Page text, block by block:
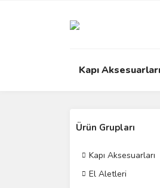
Kapı Aksesuarları
Ürün Grupları
Kapı Aksesuarları
El Aletleri